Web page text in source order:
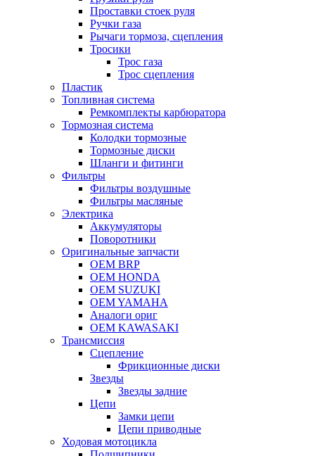
Проставки стоек руля
Ручки газа
Рычаги тормоза, сцепления
Тросики
Трос газа
Трос сцепления
Пластик
Топливная система
Ремкомплекты карбюратора
Тормозная система
Колодки тормозные
Тормозные диски
Шланги и фитинги
Фильтры
Фильтры воздушные
Фильтры масляные
Электрика
Аккумуляторы
Поворотники
Оригинальные запчасти
OEM BRP
OEM HONDA
OEM SUZUKI
OEM YAMAHA
Аналоги ориг
OEM KAWASAKI
Трансмиссия
Cцепление
Фрикционные диски
Звезды
Звезды задние
Цепи
Замки цепи
Цепи приводные
Ходовая мотоцикла